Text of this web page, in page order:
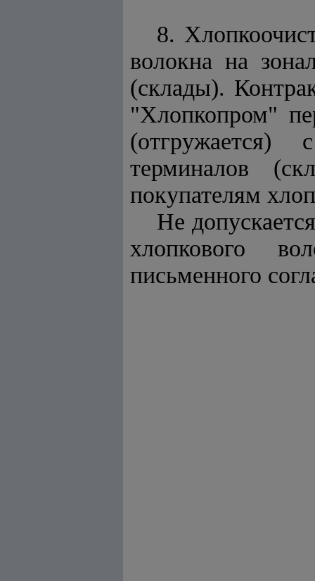
8.
волокна на
(склады).
"Хлопкопром"
(отгружается)
терминалов
покупателям
Не
хлопкового
письменного